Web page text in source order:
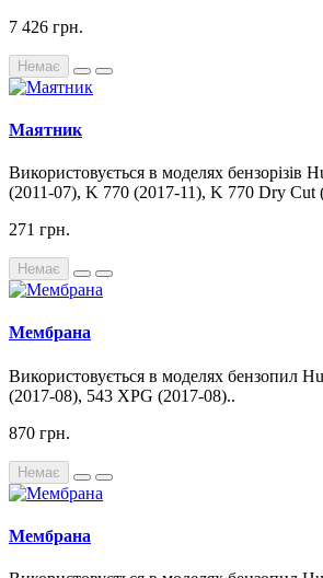
7 426 грн.
Немає
Маятник
Використовується в моделях бензорізів
(2011-07), K 770 (2017-11), K 770 Dry Cut
271 грн.
Немає
Мембрана
Використовується в моделях бензопил
(2017-08), 543 XPG (2017-08)..
870 грн.
Немає
Мембрана